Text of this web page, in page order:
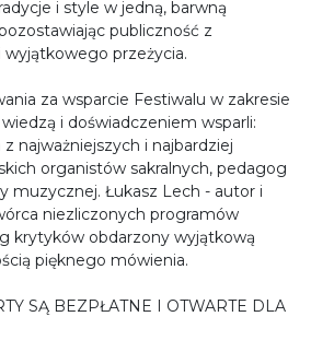
i style w jedną, barwną
publiczność z
przeżycia.
za wsparcie Festiwalu w zakresie
i doświadczeniem wsparli:
najważniejszych i najbardziej
organistów sakralnych, pedagog
muzycznej. Łukasz Lech - autor i
niezliczonych programów
krytyków obdarzony wyjątkową
pięknego mówienia.
SĄ BEZPŁATNE I OTWARTE DLA